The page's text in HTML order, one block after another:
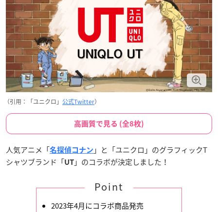
（引用：「ユニクロ」 公式Twitter）
高画質で見る (全8枚)
人気アニメ「名探偵コナン 」と「ユニクロ」のグラフィックT
シャツブランド「UT 」のコラボが決定しました！
Point
2023年4月にコラボ商品発売